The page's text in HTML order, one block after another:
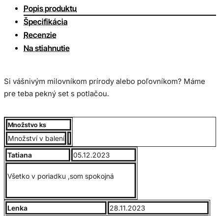
Popis produktu
Špecifikácia
Recenzie
Na stiahnutie
Si vášnivým milovníkom prírody alebo poľovníkom? Máme
pre teba pekný set s potlačou.
Akciový set poľovník obsahuje: 1 x mikina, 1 x polokošeľa.
V prípade rôznych veľkostí nezabudni do poznámky napísať
požadované veľkosti.
Množstvo ks
Množství v balení
Tatiana
05.12.2023
Všetko v poriadku ,som spokojná
Lenka 28.11.2023